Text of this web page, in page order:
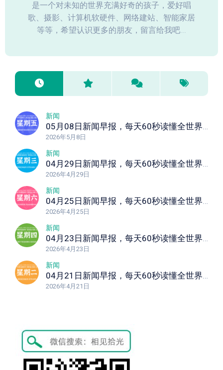
是一个对未知的世界充满好奇的孩子，爱好唱
歌、摄影、计算机软硬件、网络建站、智能家居
等等，希望认识更多的朋友，留言给我吧...
新闻
05月08日新闻早报，每天60秒读懂全世界！
2026年5月8日
新闻
04月29日新闻早报，每天60秒读懂全世界！
2026年4月29日
新闻
04月25日新闻早报，每天60秒读懂全世界！
2026年4月25日
新闻
04月23日新闻早报，每天60秒读懂全世界！
2026年4月23日
新闻
04月21日新闻早报，每天60秒读懂全世界！
2026年4月21日